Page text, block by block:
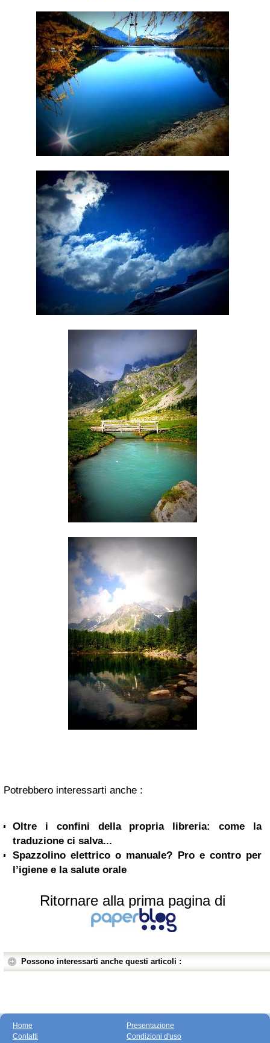
Potrebbero interessarti anche :
Oltre i confini della propria libreria: come la
traduzione ci salva...
Spazzolino elettrico o manuale? Pro e contro per
l’igiene e la salute orale
Ritornare alla prima pagina di
Possono interessarti anche questi articoli :
Home
Contatti
Presentazione
Condizioni d'uso